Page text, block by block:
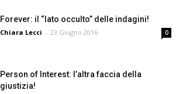
Forever: il “lato occulto” delle indagini!
Chiara Lecci - 23 Giugno 2016 0
Person of Interest: l’altra faccia della
giustizia!